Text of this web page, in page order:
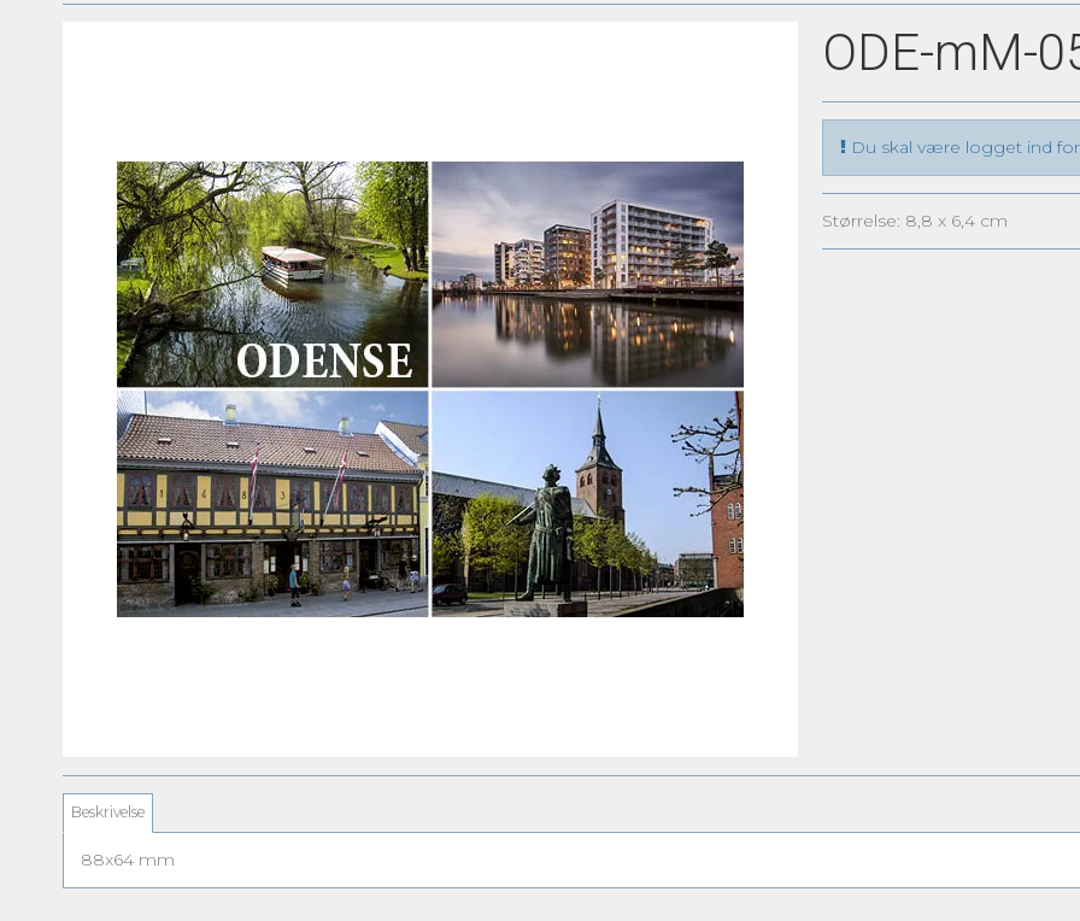
ODE-mM-
Du skal være logget ind
Størrelse: 8,8 x 6,4 cm
Beskrivelse
88x64 mm